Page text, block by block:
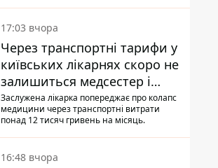
17:03 вчора
Через транспортні тарифи у
київських лікарнях скоро не
залишиться медсестер і
санітарок - професор
Голубовська
Заслужена лікарка попереджає про колапс
медицини через транспортні витрати
понад 12 тисяч гривень на місяць.
16:48 вчора